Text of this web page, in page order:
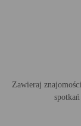
Zawieraj